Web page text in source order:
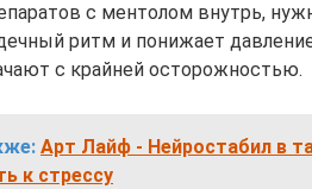
с ментолом внутрь,
ритм и понижает
с крайней осторожностью.
Арт Лайф - Нейростабил в
к стрессу